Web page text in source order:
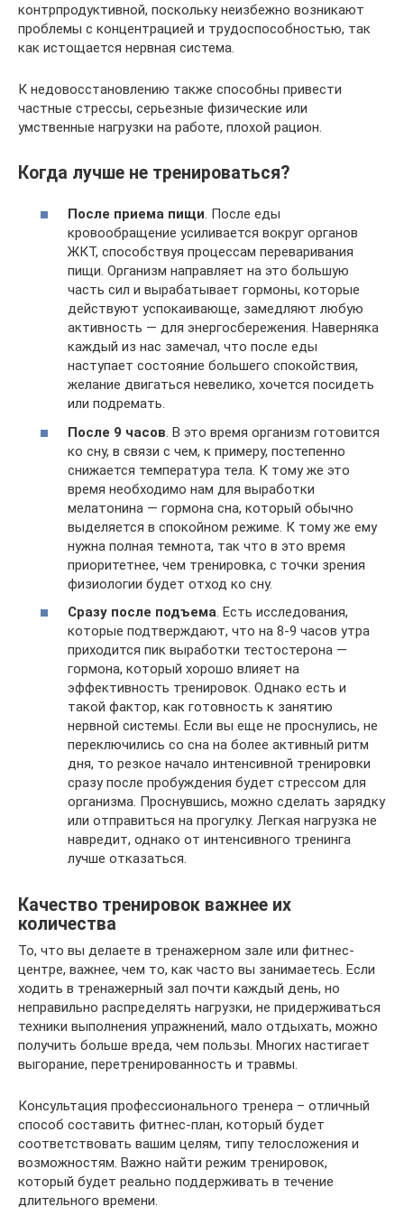
контрпродуктивной, поскольку неизбежно возникают
проблемы с концентрацией и трудоспособностью, так
как истощается нервная система.
К недовосстановлению также способны привести
частные стрессы, серьезные физические или
умственные нагрузки на работе, плохой рацион.
Когда лучше не тренироваться?
После приема пищи. После еды
кровообращение усиливается вокруг органов
ЖКТ, способствуя процессам переваривания
пищи. Организм направляет на это большую
часть сил и вырабатывает гормоны, которые
действуют успокаивающе, замедляют любую
активность — для энергосбережения. Наверняка
каждый из нас замечал, что после еды
наступает состояние большего спокойствия,
желание двигаться невелико, хочется посидеть
или подремать.
После 9 часов. В это время организм готовится
ко сну, в связи с чем, к примеру, постепенно
снижается температура тела. К тому же это
время необходимо нам для выработки
мелатонина — гормона сна, который обычно
выделяется в спокойном режиме. К тому же ему
нужна полная темнота, так что в это время
приоритетнее, чем тренировка, с точки зрения
физиологии будет отход ко сну.
Сразу после подъема. Есть исследования,
которые подтверждают, что на 8-9 часов утра
приходится пик выработки тестостерона —
гормона, который хорошо влияет на
эффективность тренировок. Однако есть и
такой фактор, как готовность к занятию
нервной системы. Если вы еще не проснулись, не
переключились со сна на более активный ритм
дня, то резкое начало интенсивной тренировки
сразу после пробуждения будет стрессом для
организма. Проснувшись, можно сделать зарядку
или отправиться на прогулку. Легкая нагрузка не
навредит, однако от интенсивного тренинга
лучше отказаться.
Качество тренировок важнее их
количества
То, что вы делаете в тренажерном зале или фитнес-
центре, важнее, чем то, как часто вы занимаетесь. Если
ходить в тренажерный зал почти каждый день, но
неправильно распределять нагрузки, не придерживаться
техники выполнения упражнений, мало отдыхать, можно
получить больше вреда, чем пользы. Многих настигает
выгорание, перетренированность и травмы.
Консультация профессионального тренера – отличный
способ составить фитнес-план, который будет
соответствовать вашим целям, типу телосложения и
возможностям. Важно найти режим тренировок,
который будет реально поддерживать в течение
длительного времени.